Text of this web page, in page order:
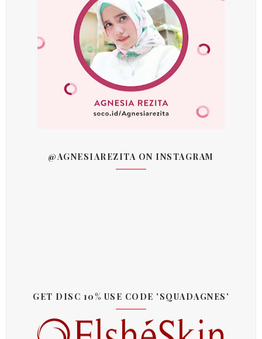
@AGNESIAREZITA ON INSTAGRAM
GET DISC 10% USE CODE 'SQUADAGNES'